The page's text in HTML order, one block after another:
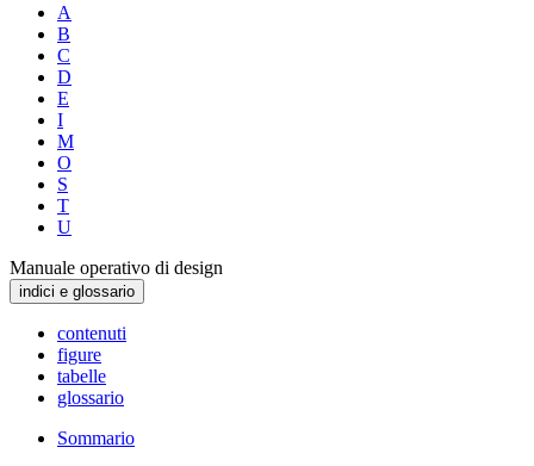
A
B
C
D
E
I
M
O
S
T
U
Manuale operativo di design
indici e glossario
contenuti
figure
tabelle
glossario
Sommario